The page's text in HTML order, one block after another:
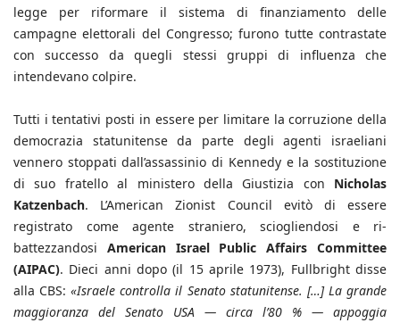
legge per riformare il sistema di finanziamento delle
campagne elettorali del Congresso; furono tutte contrastate
con successo da quegli stessi gruppi di influenza che
intendevano colpire.
Tutti i tentativi posti in essere per limitare la corruzione della
democrazia statunitense da parte degli agenti israeliani
vennero stoppati dall’assassinio di Kennedy e la sostituzione
di suo fratello al ministero della Giustizia con Nicholas
Katzenbach. L’American Zionist Council evitò di essere
registrato come agente straniero, sciogliendosi e ri-
battezzandosi American Israel Public Affairs Committee
(AIPAC). Dieci anni dopo (il 15 aprile 1973), Fullbright disse
alla CBS:«Israele controlla il Senato statunitense. […] La grande
maggioranza del Senato USA — circa l’80 % — appoggia